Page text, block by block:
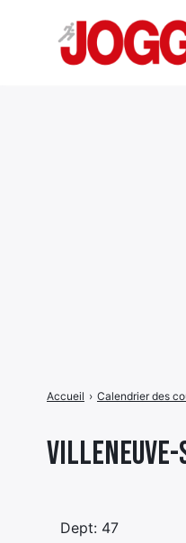
Accueil ›
Dept: 47